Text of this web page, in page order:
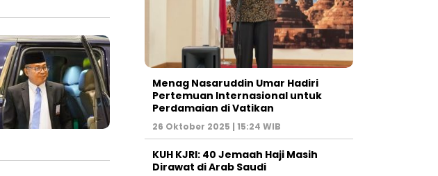
Menag Nasaruddin Umar Hadiri
Pertemuan Internasional untuk
Perdamaian di Vatikan
26 Oktober 2025 | 15:24 WIB
KUH KJRI: 40 Jemaah Haji Masih
Dirawat di Arab Saudi